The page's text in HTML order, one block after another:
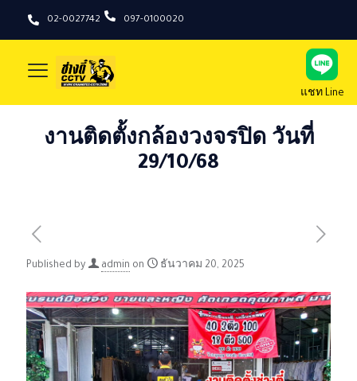
02-0027742 097-0100020
แชท Line
งานติดตั้งกล้องวงจรปิด วันที่
29/10/68
Published by admin on ธันวาคม 20, 2025